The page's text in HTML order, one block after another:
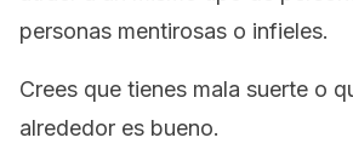
personas mentirosas o infieles.
Crees que tienes mala suerte o
alrededor es bueno.